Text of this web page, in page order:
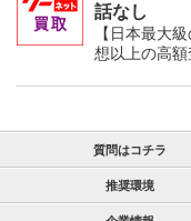
話なし
【日本最大
想以上の高額
質問はコチラ
推奨環境